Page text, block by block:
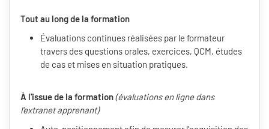
Tout au long de la formation
Évaluations continues réalisées par le formateur
travers des questions orales, exercices, QCM, études
de cas et mises en situation pratiques.
À l'issue de la formation(évaluations en ligne dans
l'extranet apprenant)